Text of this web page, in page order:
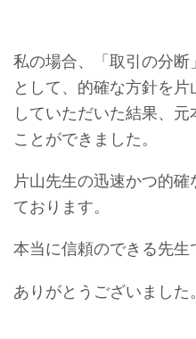
私の場合、「取引の分
として、的確な方針を
していただいた結果、
ことができました。
片山先生の迅速かつ的
ております。
本当に信頼のできる先生
ありがとうございました。